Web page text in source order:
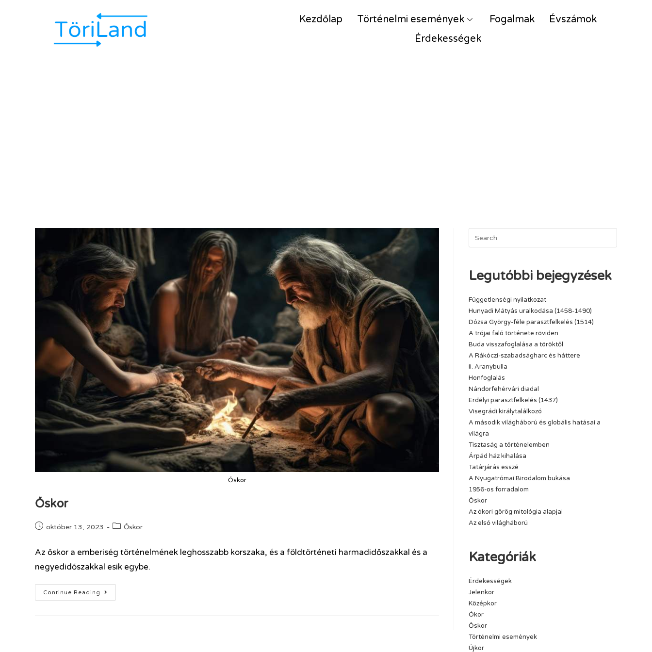
Kezdőlap Történelmi események Fogalmak
Évszámok
Érdekességek
Őskor
Őskor
október 13, 2023 Őskor
Az őskor a emberiség történelmének leghosszabb korszaka, és a földtörténeti harmadidőszakkal és a
negyedidőszakkal esik egybe.
Continue Reading
Legutóbbi bejegyzések
Függetlenségi nyilatkozat
Hunyadi Mátyás uralkodása (1458-1490)
Dózsa György-féle parasztfelkelés (1514)
A trójai faló története röviden
Buda visszafoglalása a töröktől
A Rákóczi-szabadságharc és háttere
II. Aranybulla
Honfoglalás
Nándorfehérvári diadal
Erdélyi parasztfelkelés (1437)
Visegrádi királytalálkozó
A második világháború és globális hatásai a
világra
Tisztaság a történelemben
Árpád ház kihalása
Tatárjárás esszé
A Nyugatrómai Birodalom bukása
1956-os forradalom
Őskor
Az ókori görög mitológia alapjai
Az első világháború
Kategóriák
Érdekességek
Jelenkor
Középkor
Ókor
Őskor
Történelmi események
Újkor